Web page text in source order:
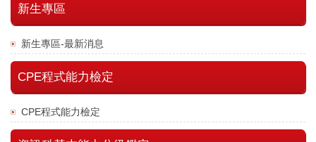
新生專區
新生專區-最新消息
CPE程式能力檢定
CPE程式能力檢定